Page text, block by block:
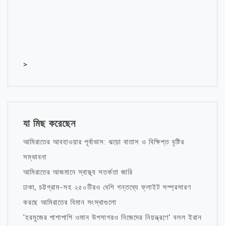
>
যা মিছ করেছেন
আমিরাতের আবহাওয়ার পূর্বাভাস: ঝড়ো বাতাস ও বিক্ষিপ্ত বৃষ্টির
সম্ভাবনা
আমিরাতের আজমানে স্বাস্থ্য সতর্কতা জারি
ঢাকা, চট্টগ্রাম-সহ ২৫০টিরও বেশি গন্তব্যে ফ্লাইট সম্প্রসারণ
করছে আমিরাতের বিমান সংস্থাগুলো
‘হরমুজের পাশাপাশি ওমান উপসাগরও নিজেদের নিয়ন্ত্রণে’ বলল ইরান